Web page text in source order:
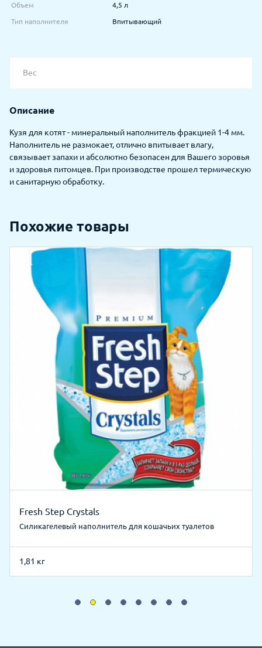
Объем 4,5 л
Тип наполнителя Впитывающий
Вес
Описание
Кузя для котят - минеральный наполнитель фракцией 1-4 мм.
Наполнитель не размокает, отлично впитывает влагу,
связывает запахи и абсолютно безопасен для Вашего зоровья
и здоровья питомцев. При производстве прошел термическую
и санитарную обработку.
Похожие товары
Fresh Step Crystals
Силикагелевый наполнитель для кошачьих туалетов
1,81 кг